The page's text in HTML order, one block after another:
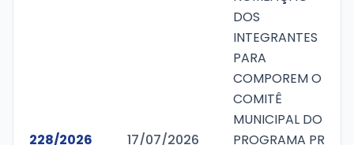
228/2026 17/07/2026
DOS
INTEGRANTES
PARA
COMPOREM O
COMITÊ
MUNICIPAL DO
PROGRAMA PR